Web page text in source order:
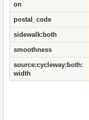
on
postal_code
sidewalk:both
smoothness
source:cycleway:both:
width